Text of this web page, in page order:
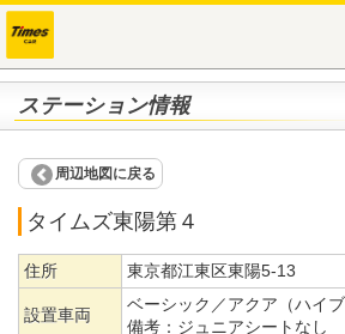
ステーション情報
周辺地図に戻る
タイムズ東陽第４
住所 東京都江東区東陽5-13
設置車両
ベーシック／アクア（ハイブ
備考： ジュニアシートなし